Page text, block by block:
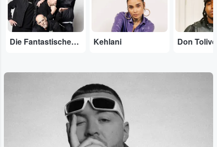
Die Fantastischen Vier Kehlani Don
...